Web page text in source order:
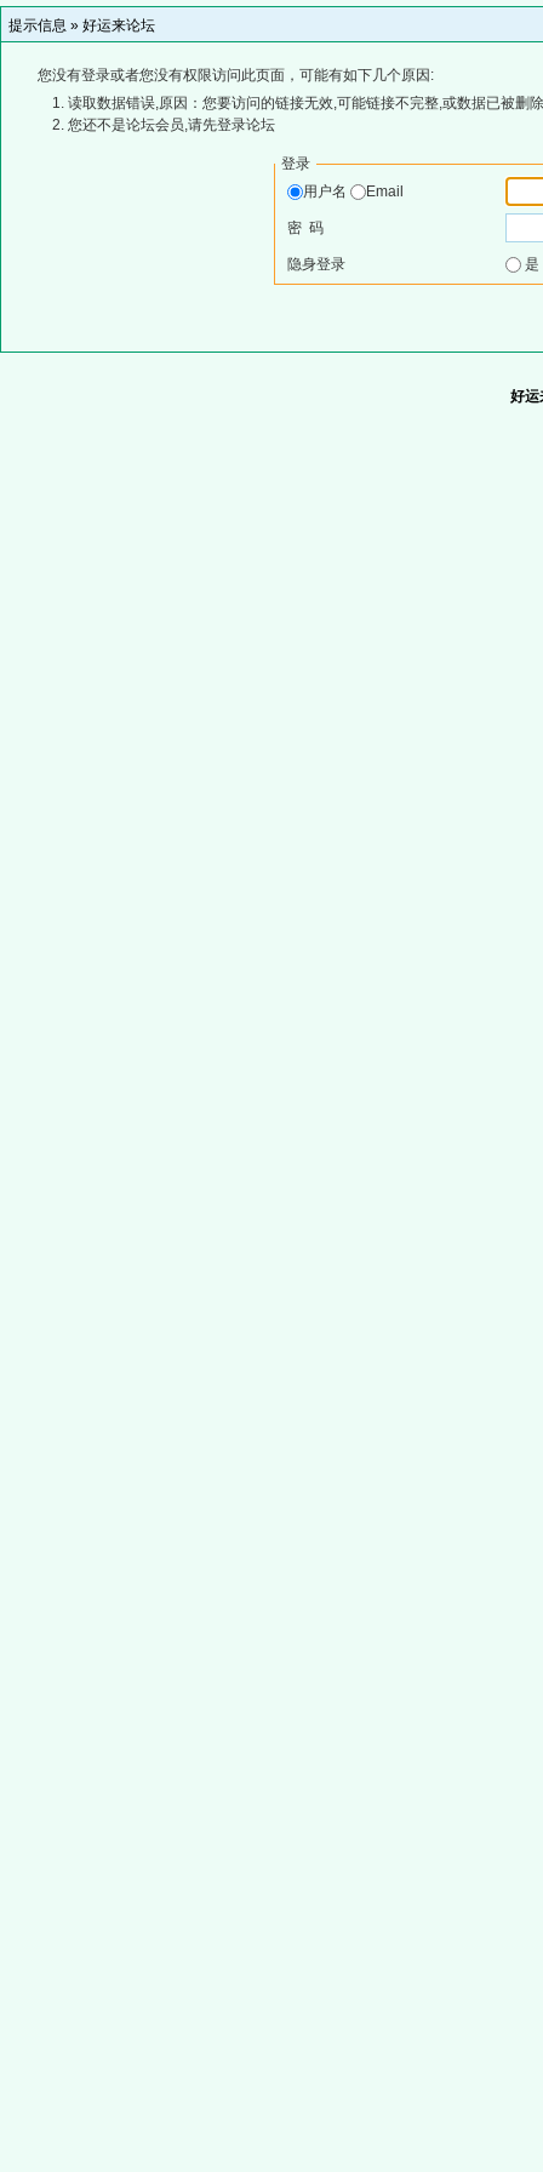
提示信息 » 好运来论坛
您没有登录或者您没有权限访问此页面，可能有如下几个原因:
读取数据错误,原因：您要访问的链接无效,可能链接不完整,或数据已被删
您还不是论坛会员,请先登录论坛
登录
用户名
Email
密 码
隐身登录
好